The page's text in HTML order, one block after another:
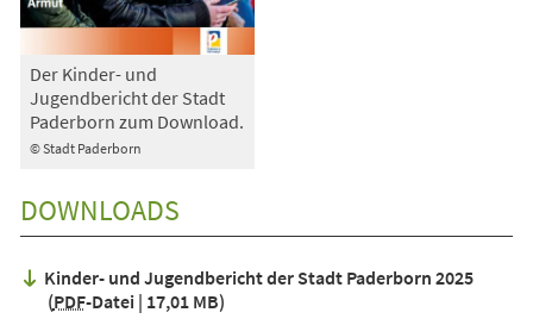
© Stadt Paderborn
Der Kinder- und
Jugendbericht der Stadt
Paderborn zum Download.
DOWNLOADS
Kinder- und Jugendbericht der Stadt Paderborn 2025
PDF-Datei 17,01 MB